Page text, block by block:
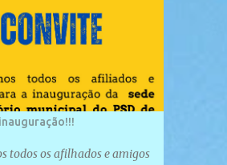
todos os afilhados e amigos